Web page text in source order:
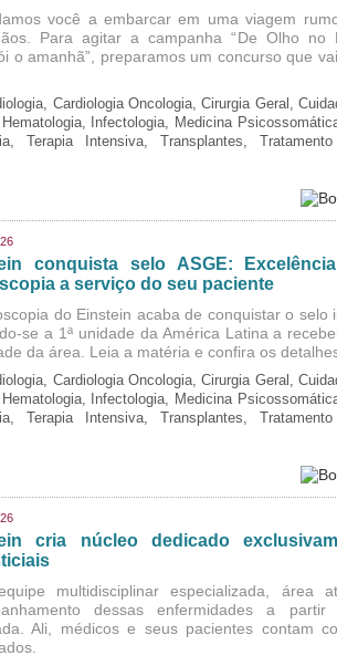
você a embarcar em uma viagem
Para agitar a campanha “De Olho no
o amanhã”, preparamos um concurso que
Cardiologia Oncologia, Cirurgia Geral,
Infectologia, Medicina
Terapia Intensiva, Transplantes,
conquista selo ASGE:
a serviço do seu paciente
do Einstein acaba de conquistar o selo
se a 1ª unidade da América Latina a
da área. Leia a matéria e confira os
Cardiologia Oncologia, Cirurgia Geral,
Infectologia, Medicina
Terapia Intensiva, Transplantes,
cria núcleo dedicado
multidisciplinar especializada, área
dessas enfermidades a
Ali, médicos e seus pacientes contam